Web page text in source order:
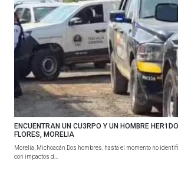
ENCUENTRAN UN CU3RPO Y UN HOMBRE
FLORES, MORELIA
Morelia, Michoacán Dos hombres, hasta el momento no
con impactos d...